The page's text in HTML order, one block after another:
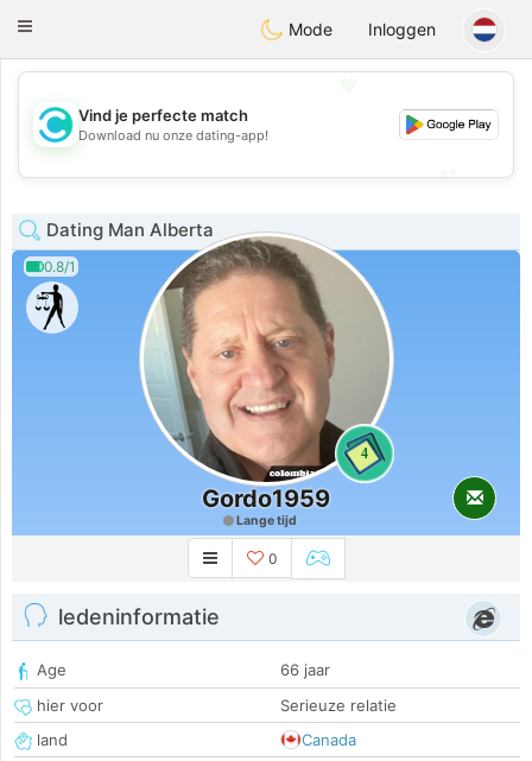
olombiaCitas
Toggle
Mode Inloggen
💖
💕
Vind je perfecte match
Download nu onze dating-app!
Dating Man Alberta
0.8/1
4
Gordo1959
Lange tijd
0
ledeninformatie
Age
66 jaar
hier voor
Serieuze relatie
land
Canada